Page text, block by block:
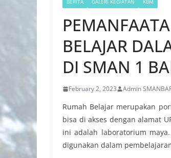
BERITA GALERI KEGIATAN KBM
BELAJAR
DI SMAN 1
February 2, 2023 Admin
Rumah Belajar merupakan
bisa di akses dengan alamat
ini adalah laboratorium
digunakan dalam